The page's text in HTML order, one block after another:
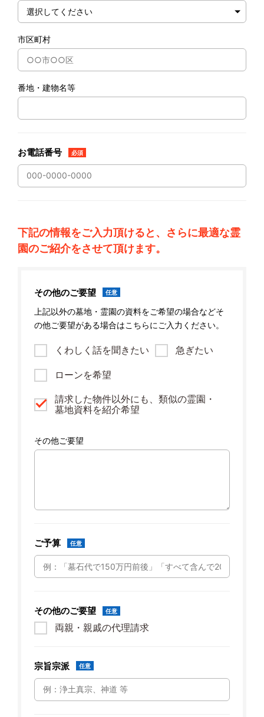
市区町村
番地・建物名等
お電話番号 必須
下記の情報をご入力頂けると、さらに最適な霊
園のご紹介をさせて頂けます。
その他のご要望 任意
上記以外の墓地・霊園の資料をご希望の場合などそ
の他ご要望がある場合はこちらにご入力ください。
くわしく話を聞きたい 急ぎたい
ローンを希望
請求した物件以外にも、類似の霊園・
墓地資料を紹介希望
その他ご要望
ご予算 任意
その他のご要望 任意
両親・親戚の代理請求
宗旨宗派 任意